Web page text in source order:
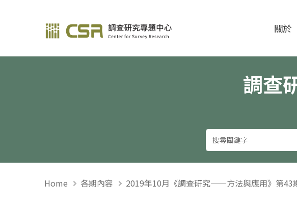
調查研究—方法與應用期刊 關於
調查
Home 各期內容 2019年10月《調查研究——方法與應用》第43